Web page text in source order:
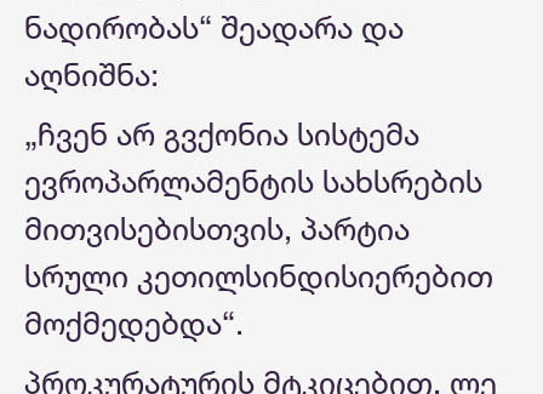
ნადირობას“ შეადარა და
აღნიშნა:
„ჩვენ არ გვქონია სისტემა
ევროპარლამენტის სახსრების
მითვისებისთვის, პარტია
სრული კეთილსინდისიერებით
მოქმედებდა“.
პროკურატურის მტკიცებით, ლე